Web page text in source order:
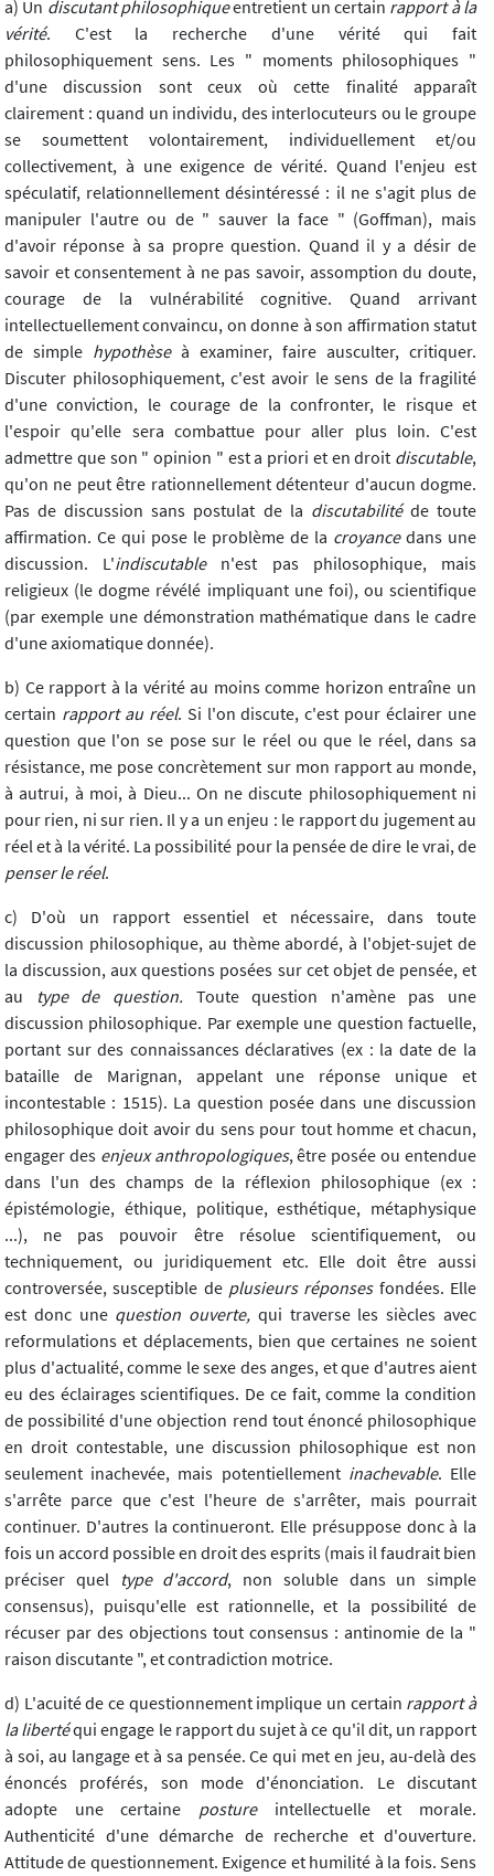
a) Un discutant philosophiqueentretient un certain rapport à la
vérité. C'est la recherche d'une vérité qui fait
philosophiquement sens. Les " moments philosophiques "
d'une discussion sont ceux où cette finalité apparaît
clairement : quand un individu, des interlocuteurs ou le groupe
se soumettent volontairement, individuellement et/ou
collectivement, à une exigence de vérité. Quand l'enjeu est
spéculatif, relationnellement désintéressé : il ne s'agit plus de
manipuler l'autre ou de " sauver la face " (Goffman), mais
d'avoir réponse à sa propre question. Quand il y a désir de
savoir et consentement à ne pas savoir, assomption du doute,
courage de la vulnérabilité cognitive. Quand arrivant
intellectuellement convaincu, on donne à son affirmation statut
de simple hypothèseà examiner, faire ausculter, critiquer.
Discuter philosophiquement, c'est avoir le sens de la fragilité
d'une conviction, le courage de la confronter, le risque et
l'espoir qu'elle sera combattue pour aller plus loin. C'est
admettre que son " opinion " est a priori et en droit discutable,
qu'on ne peut être rationnellement détenteur d'aucun dogme.
Pas de discussion sans postulat de la discutabilitéde toute
affirmation. Ce qui pose le problème de la croyancedans une
discussion. L'indiscutablen'est pas philosophique, mais
religieux (le dogme révélé impliquant une foi), ou scientifique
(par exemple une démonstration mathématique dans le cadre
d'une axiomatique donnée).
b) Ce rapport à la vérité au moins comme horizon entraîne un
certain rapport au réel. Si l'on discute, c'est pour éclairer une
question que l'on se pose sur le réel ou que le réel, dans sa
résistance, me pose concrètement sur mon rapport au monde,
à autrui, à moi, à Dieu... On ne discute philosophiquement ni
pour rien, ni sur rien. Il y a un enjeu : le rapport du jugement au
réel et à la vérité. La possibilité pour la pensée de dire le vrai, de
penser le réel.
c) D'où un rapport essentiel et nécessaire, dans toute
discussion philosophique, au thème abordé, à l'objet-sujet de
la discussion, aux questions posées sur cet objet de pensée, et
au
type de question. Toute question n'amène pas une
discussion philosophique. Par exemple une question factuelle,
portant sur des connaissances déclaratives (ex : la date de la
bataille de Marignan, appelant une réponse unique et
incontestable : 1515). La question posée dans une discussion
philosophique doit avoir du sens pour tout homme et chacun,
engager des enjeux anthropologiques, être posée ou entendue
dans l'un des champs de la réflexion philosophique (ex :
épistémologie, éthique, politique, esthétique, métaphysique
...), ne pas pouvoir être résolue scientifiquement, ou
techniquement, ou juridiquement etc. Elle doit être aussi
controversée, susceptible de plusieurs réponsesfondées. Elle
est donc une question ouverte, qui traverse les siècles avec
reformulations et déplacements, bien que certaines ne soient
plus d'actualité, comme le sexe des anges, et que d'autres aient
eu des éclairages scientifiques. De ce fait, comme la condition
de possibilité d'une objection rend tout énoncé philosophique
en droit contestable, une discussion philosophique est non
seulement inachevée, mais potentiellement inachevable. Elle
s'arrête parce que c'est l'heure de s'arrêter, mais pourrait
continuer. D'autres la continueront. Elle présuppose donc à la
fois un accord possible en droit des esprits (mais il faudrait bien
préciser quel type d'accord, non soluble dans un simple
consensus), puisqu'elle est rationnelle, et la possibilité de
récuser par des objections tout consensus : antinomie de la "
raison discutante ", et contradiction motrice.
d) L'acuité de ce questionnement implique un certain rapport à
la libertéqui engage le rapport du sujet à ce qu'il dit, un rapport
à soi, au langage et à sa pensée. Ce qui met en jeu, au-delà des
énoncés proférés, son mode d'énonciation. Le discutant
adopte une certaine postureintellectuelle et morale.
Authenticité d'une démarche de recherche et d'ouverture.
Attitude de questionnement. Exigence et humilité à la fois. Sens